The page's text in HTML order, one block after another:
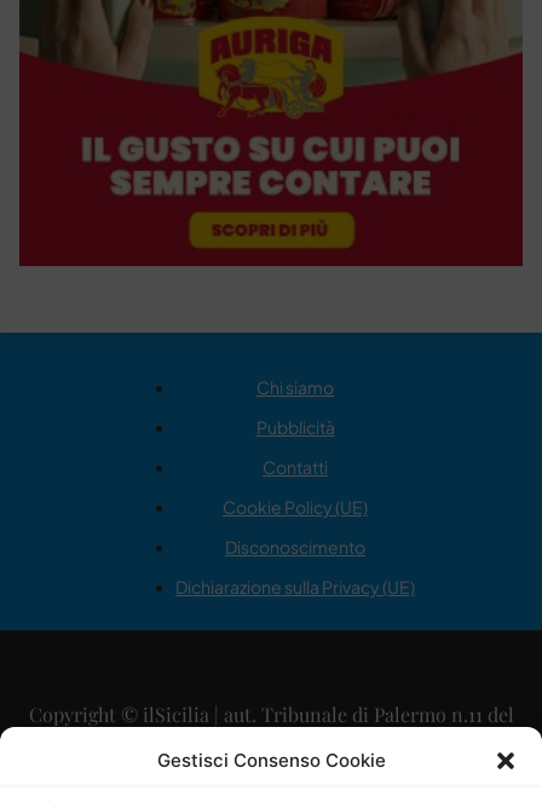
Gestisci Consenso Cookie
Chi siamo
Pubblicità
Contatti
Cookie Policy (UE)
Disconoscimento
Dichiarazione sulla Privacy (UE)
Copyright © ilSicilia | aut. Tribunale di Palermo n.11 del
29/09/2015